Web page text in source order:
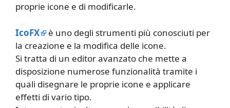
proprie icone e di modificarle.
IcoFX
è uno degli strumenti più conosciuti per
la creazione e la modifica delle icone.
Si tratta di un editor avanzato che mette a
disposizione numerose funzionalità tramite i
quali disegnare le proprie icone e applicare
effetti di vario tipo.